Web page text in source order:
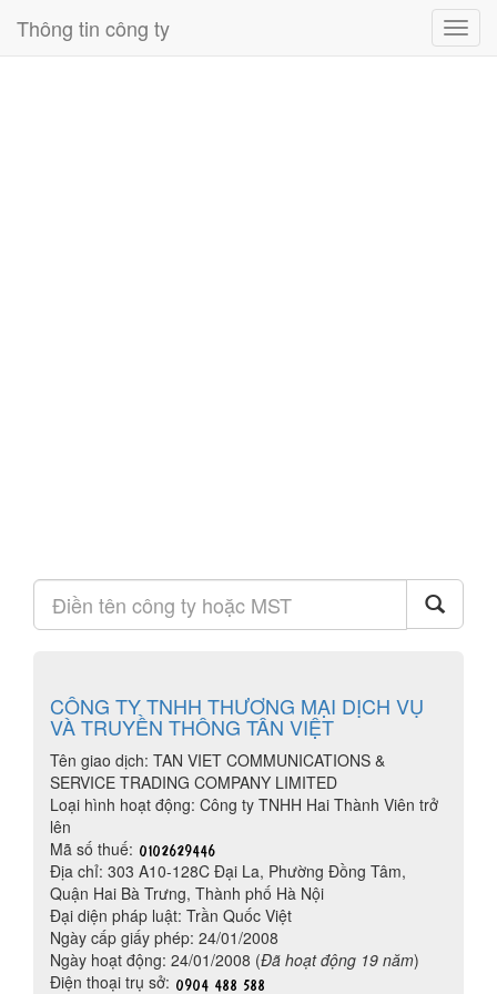
Thông tin công ty
CÔNG TY TNHH THƯƠNG MẠI DỊCH VỤ
VÀ TRUYỀN THÔNG TÂN VIỆT
Tên giao dịch: TAN VIET COMMUNICATIONS &
SERVICE TRADING COMPANY LIMITED
Loại hình hoạt động: Công ty TNHH Hai Thành Viên trở
lên
Mã số thuế:
Địa chỉ: 303 A10-128C Đại La, Phường Đồng Tâm,
Quận Hai Bà Trưng, Thành phố Hà Nội
Đại diện pháp luật: Trần Quốc Việt
Ngày cấp giấy phép: 24/01/2008
Ngày hoạt động: 24/01/2008 (Đã hoạt động 19 năm)
Điện thoại trụ sở: